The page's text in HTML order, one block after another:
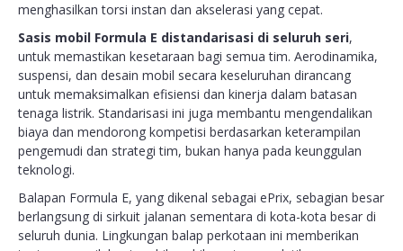
menghasilkan torsi instan dan akselerasi yang cepat.
Sasis mobil Formula E distandarisasi di seluruh seri,
untuk memastikan kesetaraan bagi semua tim. Aerodinamika,
suspensi, dan desain mobil secara keseluruhan dirancang
untuk memaksimalkan efisiensi dan kinerja dalam batasan
tenaga listrik. Standarisasi ini juga membantu mengendalikan
biaya dan mendorong kompetisi berdasarkan keterampilan
pengemudi dan strategi tim, bukan hanya pada keunggulan
teknologi.
Balapan Formula E, yang dikenal sebagai ePrix, sebagian besar
berlangsung di sirkuit jalanan sementara di kota-kota besar di
seluruh dunia. Lingkungan balap perkotaan ini memberikan